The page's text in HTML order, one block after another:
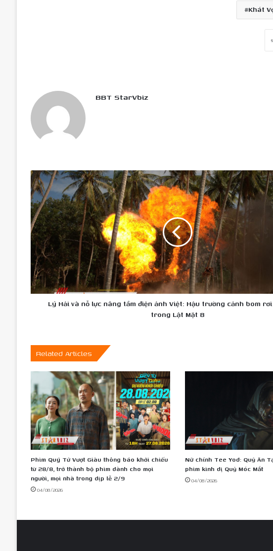
Khát
BBT StarVbiz
Lý
Hải
và
nỗ
lực
nâng
tầm
điện
ảnh
Việt:
Hậu
trường
trong
Lật
Mặt
Lý Hải và nỗ lực nâng tầm điện ảnh Việt: Hậu trường cảnh bom
trong Lật Mặt 8
Related Articles
Phim Quý Tử Vượt Giàu thông báo khởi chiếu
từ 28/8, trở thành bộ phim dành cho mọi
người, mọi nhà trong dịp lễ 2/9
04/08/2026
Nữ chính Tee Yod: Quỷ Ăn
phim kinh dị Quỷ Móc Mắt
04/08/2026